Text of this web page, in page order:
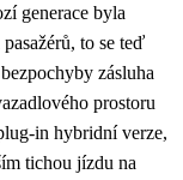
generace byla
to se teď
zásluha
prostoru
in hybridní verze,
tichou jízdu na